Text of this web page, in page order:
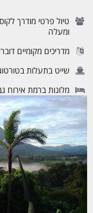
ומעלה
מדריכים מקומיים
שייט בתעלות
מלונות ברמת אירוח